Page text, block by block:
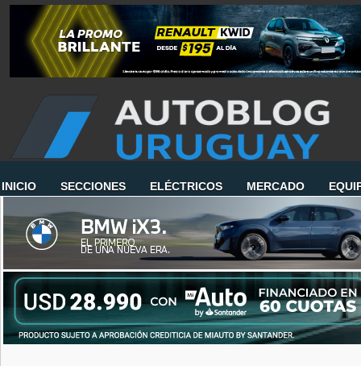
INICIO SECCIONES ELÉCTRICOS MERCADO